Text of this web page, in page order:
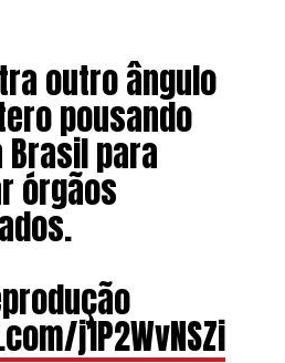
outro ângulo
pousando
Brasil para
órgãos
j1P2WvNSZi